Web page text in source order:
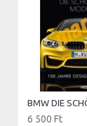
6 500 Ft